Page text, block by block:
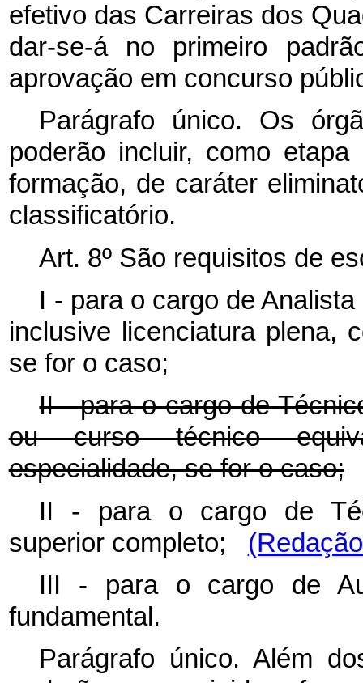
efetivo das Carreiras dos
dar-se-á no primeiro
aprovação em concurso
Parágrafo único. Os
poderão incluir, como
formação, de caráter
classificatório.
Art. 8º São requisitos de
I - para o cargo de
inclusive licenciatura plena,
se for o caso;
II - para o cargo de
ou curso técnico
especialidade, se for o caso;
II - para o cargo de
superior completo;
III - para o cargo de
fundamental.
Parágrafo único. Além